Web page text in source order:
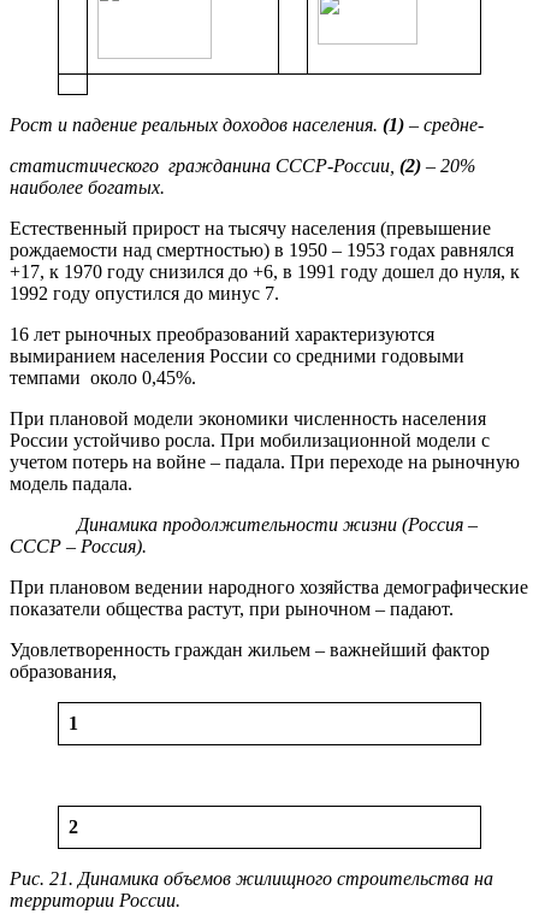
Рост и падение реальных доходов населения. (1) – средне-
статистического гражданина СССР-России, (2) – 20%
наиболее богатых.
Естественный прирост на тысячу населения (превышение
рождаемости над смертностью) в 1950 – 1953 годах равнялся
+17, к 1970 году снизился до +6, в 1991 году дошел до нуля, к
1992 году опустился до минус 7.
16 лет рыночных преобразований характеризуются
вымиранием населения России со средними годовыми
темпами около 0,45%.
При плановой модели экономики численность населения
России устойчиво росла. При мобилизационной модели с
учетом потерь на войне – падала. При переходе на рыночную
модель падала.
Динамика продолжительности жизни (Россия –
СССР – Россия).
При плановом ведении народного хозяйства демографические
показатели общества растут, при рыночном – падают.
Удовлетворенность граждан жильем – важнейший фактор
образования,
1
2
Рис. 21. Динамика объемов жилищного строительства на
территории России.